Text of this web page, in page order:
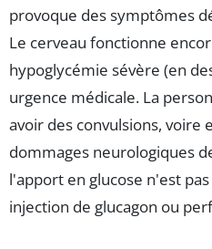
provoque des symptômes
Le cerveau fonctionne
hypoglycémie sévère (en
urgence médicale. La
avoir des convulsions, voire
dommages neurologiques
l'apport en glucose n'est
injection de glucagon ou